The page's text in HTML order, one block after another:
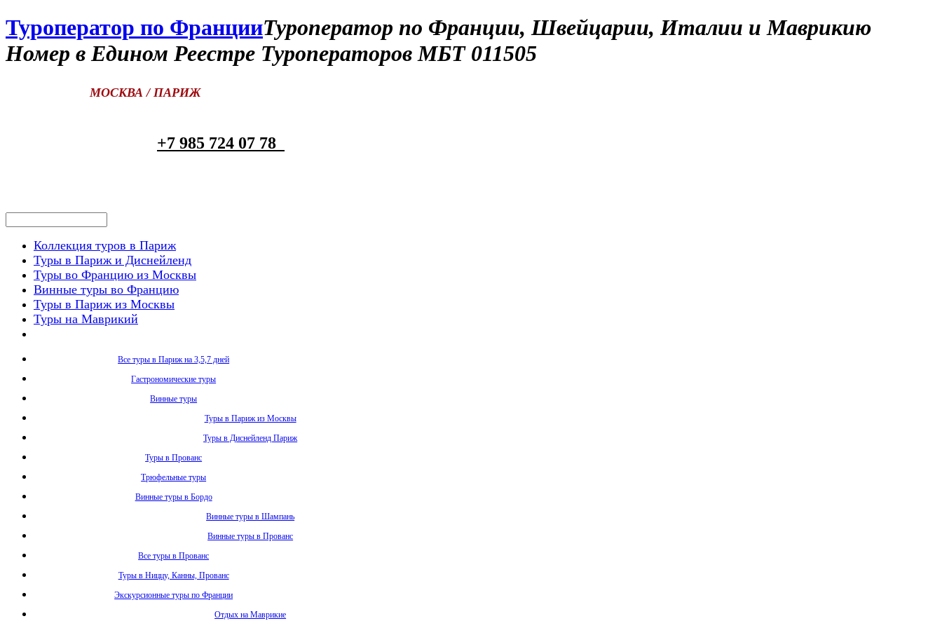
Туроператор по ФранцииТуроператор по Франции, Швейцарии, Италии и Маврикию
Номер в Едином Реестре Туроператоров МБТ 011505
МОСКВА / ПАРИЖ
+7 985 724 07 78
Коллекция туров в Париж
Туры в Париж и Диснейленд
Туры во Францию из Москвы
Винные туры во Францию
Туры в Париж из Москвы
Туры на Маврикий
Все туры в Париж на 3,5,7 дней
Гастрономические туры
Винные туры
Туры в Париж из Москвы
Туры в Диснейленд Париж
Туры в Прованс
Трюфельные туры
Винные туры в Бордо
Винные туры в Шампань
Винные туры в Прованс
Все туры в Прованс
Туры в Ниццу, Канны, Прованс
Экскурсионные туры по Франции
Отдых на Маврикие